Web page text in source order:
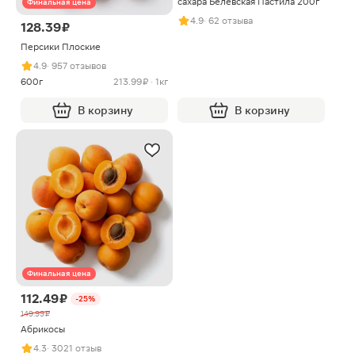
Финальная цена
128.39 ₽
Персики Плоские
4.9· 957 отзывов
600г
213.99 ₽ · 1кг
В корзину
4.9· 62 отзыва
В корзину
Финальная цена
112.49 ₽
-25%
149.99 ₽
Абрикосы
4.3· 3021 отзыв